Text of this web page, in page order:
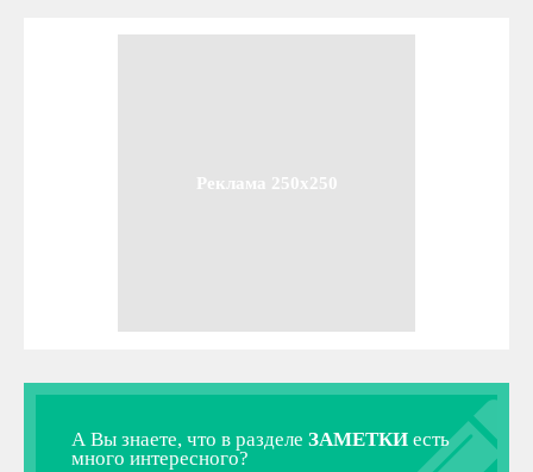
Реклама 250x250
А Вы знаете, что в разделе ЗАМЕТКИ есть
много интересного?